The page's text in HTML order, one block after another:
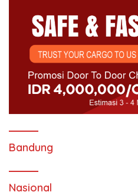
Bandung
Nasional